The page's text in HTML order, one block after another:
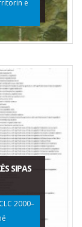
e
SIPAS
2000–